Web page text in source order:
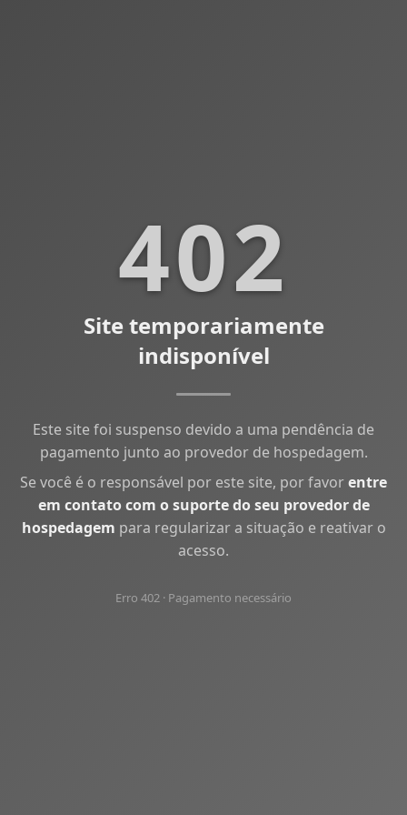
402
Site temporariamente
indisponível
Este site foi suspenso devido a uma pendência de
pagamento junto ao provedor de hospedagem.
Se você é o responsável por este site, por favorentre
em contato com o suporte do seu provedor de
hospedagem para regularizar a situação e reativar o
acesso.
Erro 402 · Pagamento necessário